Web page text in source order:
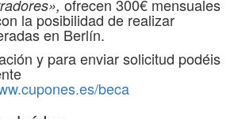
ofrecen 300€ mensuales
la posibilidad de realizar
en Berlín.
y para enviar solicitud podéis
beca